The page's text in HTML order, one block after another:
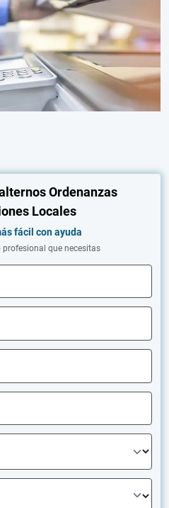
Ordenanzas
Locales
fácil con ayuda
profesional que necesitas